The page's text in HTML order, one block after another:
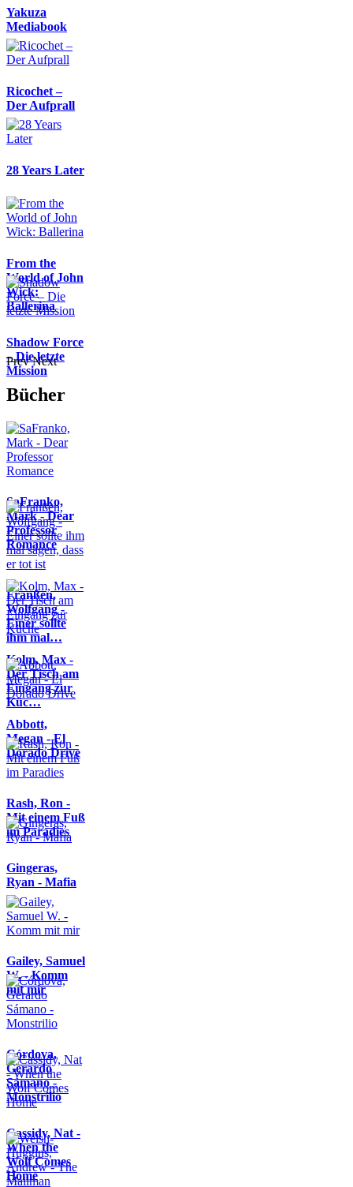
Yakuza
Mediabook
Ricochet –
Der Aufprall
28 Years Later
From the
World of John
Wick:
Ballerina
Shadow Force
– Die letzte
Mission
Prev Next
Bücher
SaFranko,
Mark - Dear
Professor
Romance
Franßen,
Wolfgang -
Einer sollte
ihm mal…
Kolm, Max -
Der Tisch am
Eingang zur
Küc…
Abbott,
Megan - El
Dorado Drive
Rash, Ron -
Mit einem Fuß
im Paradies
Gingeras,
Ryan - Mafia
Gailey, Samuel
W. - Komm
mit mir
Córdova,
Gerardo
Sámano -
Monstrilio
Cassidy, Nat -
When the
Wolf Comes
Home